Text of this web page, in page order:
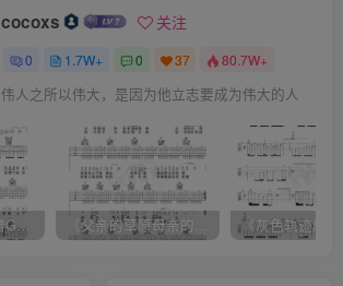
cocoxs 关注
0 1.7W+ 0 37 80.7W+
伟人之所以伟大，是因为他立志要成为伟大的人